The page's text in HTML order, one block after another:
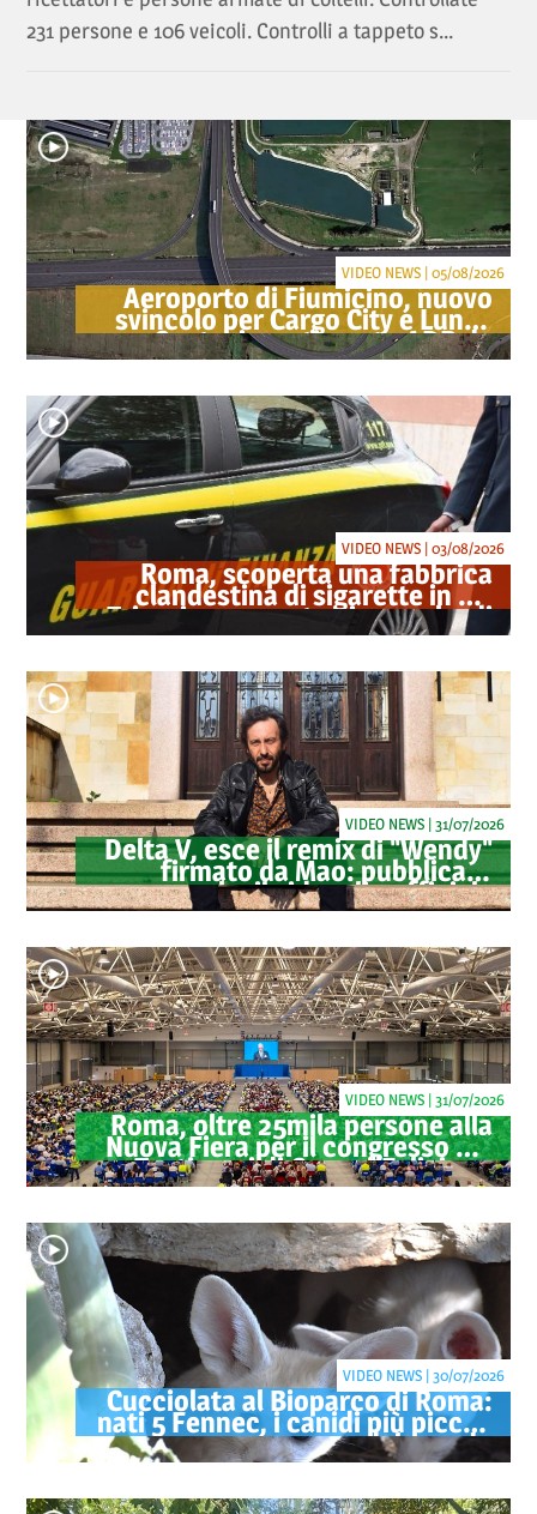
231 persone e 106 veicoli. Controlli a tappeto s...
Aeroporto di Fiumicino, nuovo
svincolo per Cargo City e Lunga
Sosta: investimento ADR da
oltre 40 milioni
VIDEO NEWS | 05/08/2026
Roma, scoperta una fabbrica
clandestina di sigarette in via
Trigoria: sequestrati 1.350 kg di
tabacco
VIDEO NEWS | 03/08/2026
Delta V, esce il remix di "Wendy"
firmato da Mao: pubblicato
anche il videoclip ufficiale
VIDEO NEWS | 31/07/2026
Roma, oltre 25mila persone alla
Nuova Fiera per il congresso dei
Testimoni di Geova "Felici per
sempre"
VIDEO NEWS | 31/07/2026
Cucciolata al Bioparco di Roma:
nati 5 Fennec, i canidi più piccoli
del mondo
VIDEO NEWS | 30/07/2026